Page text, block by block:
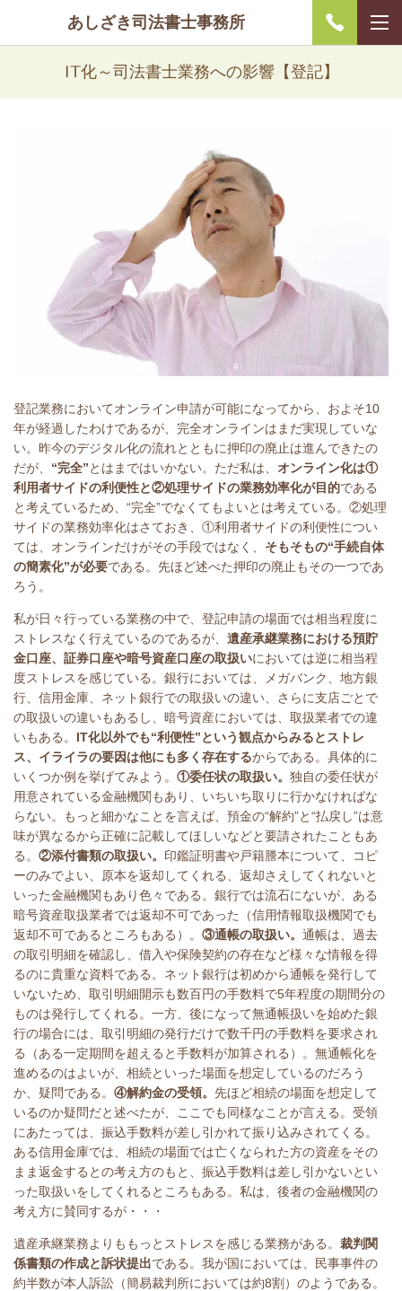
あしざき司法書士事務所
IT化～司法書士業務への影響【登記】
登記業務においてオンライン申請が可能になってから、およそ10
年が経過したわけであるが、完全オンラインはまだ実現していな
い。昨今のデジタル化の流れとともに押印の廃止は進んできたの
だが、 “完全”とはまではいかない。ただ私は、 オンライン化は①
利用者サイドの利便性と②処理サイドの業務効率化が目的である
と考えているため、“完全”でなくてもよいとは考えている。②処理
サイドの業務効率化はさておき、①利用者サイドの利便性につい
ては、オンラインだけがその手段ではなく、 そもそもの“手続自体
の簡素化”が必要である。先ほど述べた押印の廃止もその一つであ
ろう。
私が日々行っている業務の中で、登記申請の場面では相当程度に
ストレスなく行えているのであるが、 遺産承継業務における預貯
金口座、証券口座や暗号資産口座の取扱いにおいては逆に相当程
度ストレスを感じている。銀行においては、メガバンク、地方銀
行、信用金庫、ネット銀行での取扱いの違い、さらに支店ごとで
の取扱いの違いもあるし、暗号資産においては、取扱業者での違
いもある。 IT化以外でも“利便性”という観点からみるとストレ
ス、イライラの要因は他にも多く存在するからである。具体的に
いくつか例を挙げてみよう。 ①委任状の取扱い。 独自の委任状が
用意されている金融機関もあり、いちいち取りに行かなければな
らない。もっと細かなことを言えば、預金の“解約”と“払戻し”は意
味が異なるから正確に記載してほしいなどと要請されたこともあ
る。 ②添付書類の取扱い。 印鑑証明書や戸籍謄本について、コピ
ーのみでよい、原本を返却してくれる、返却さえしてくれないと
いった金融機関もあり色々である。銀行では流石にないが、ある
暗号資産取扱業者では返却不可であった（信用情報取扱機関でも
返却不可であるところもある）。 ③通帳の取扱い。 通帳は、過去
の取引明細を確認し、借入や保険契約の存在など様々な情報を得
るのに貴重な資料である。ネット銀行は初めから通帳を発行して
いないため、取引明細開示も数百円の手数料で5年程度の期間分の
ものは発行してくれる。一方、後になって無通帳扱いを始めた銀
行の場合には、取引明細の発行だけで数千円の手数料を要求され
る（ある一定期間を超えると手数料が加算される）。無通帳化を
進めるのはよいが、相続といった場面を想定しているのだろう
か、疑問である。 ④解約金の受領。 先ほど相続の場面を想定して
いるのか疑問だと述べたが、ここでも同様なことが言える。受領
にあたっては、振込手数料が差し引かれて振り込みされてくる。
ある信用金庫では、相続の場面では亡くなられた方の資産をその
まま返金するとの考え方のもと、振込手数料は差し引かないとい
った取扱いをしてくれるところもある。私は、後者の金融機関の
考え方に賛同するが・・・
遺産承継業務よりももっとストレスを感じる業務がある。 裁判関
係書類の作成と訴状提出である。我が国においては、民事事件の
約半数が本人訴訟（簡易裁判所においては約8割）のようである。